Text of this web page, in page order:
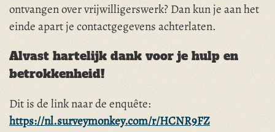
ontvangen over vrijwilligerswerk? Dan kun je aan het
einde apart je contactgegevens achterlaten.
Alvast hartelijk dank voor je hulp en
betrokkenheid!
Dit is de link naar de enquête:
https://nl.surveymonkey.com/r/HCNR9FZ